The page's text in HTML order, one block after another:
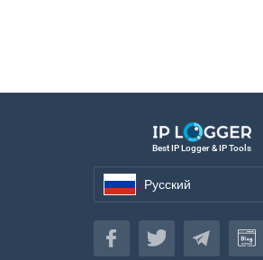
Best IP Logger & IP Tools
Русский
Русский